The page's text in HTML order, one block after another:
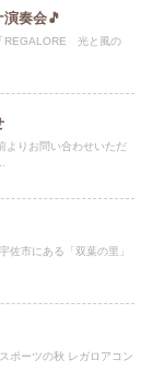
奏会🎵
よりお問い合わせいただ